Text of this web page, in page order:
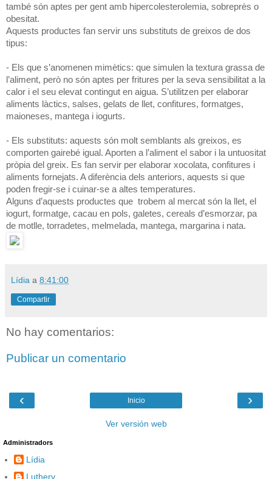
també són aptes per gent amb hipercolesterolemia, sobreprès o
obesitat.
Aquests productes fan servir uns substituts de greixos de dos
tipus:
- Els que s’anomenen mimètics: que simulen la textura grassa de
l’aliment, però no són aptes per fritures per la seva sensibilitat a la
calor i el seu elevat contingut en aigua. S’utilitzen per elaborar
aliments làctics, salses, gelats de llet, confitures, formatges,
maioneses, mantega i iogurts.
- Els substituts: aquests són molt semblants als greixos, es
comporten gairebé igual. Aporten a l’aliment el sabor i la untuositat
pròpia del greix. Es fan servir per elaborar xocolata, confitures i
aliments fornejats. A diferència dels anteriors, aquests si que
poden fregir-se i cuinar-se a altes temperatures.
Alguns d’aquests productes que trobem al mercat són la llet, el
iogurt, formatge, cacau en pols, galetes, cereals d’esmorzar, pa
de motlle, torradetes, melmelada, mantega, margarina i nata.
Lídia a 8:41:00
Compartir
No hay comentarios:
Publicar un comentario
‹ ›
Inicio
Ver versión web
Administradors
Lídia
Lutherv